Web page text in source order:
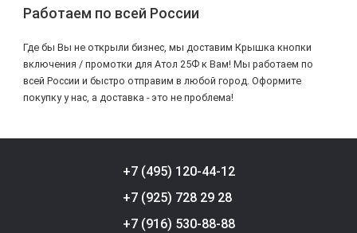
Работаем по всей России
Где бы Вы не открыли бизнес, мы доставим Крышка кнопки
включения / промотки для Атол 25Ф к Вам! Мы работаем по
всей России и быстро отправим в любой город. Оформите
покупку у нас, а доставка - это не проблема!
+7 (495) 120-44-12
+7 (925) 728 29 28
+7 (916) 530-88-88